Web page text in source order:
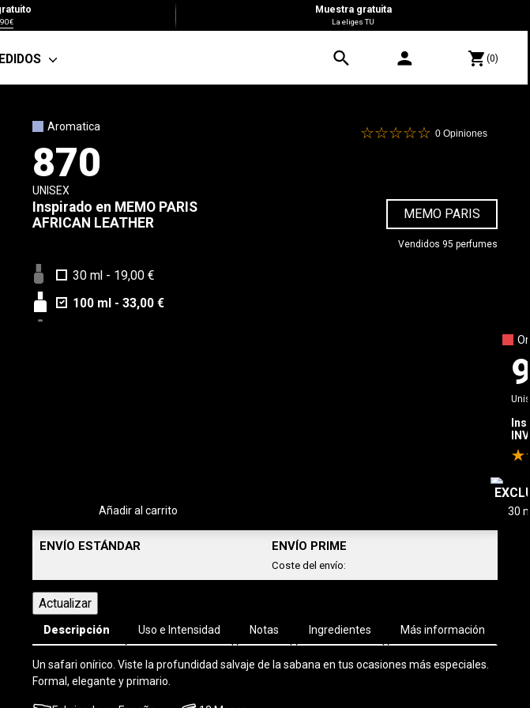
Muestra gratuita
La eliges TU
search person shopping_cart(0)
Aromatica
0 Opiniones
870
UNISEX
Inspirado en MEMO PARIS
AFRICAN LEATHER
MEMO PARIS
Vendidos 95 perfumes
30 ml - 19,00 €
100 ml - 33,00 €
ENVÍO ESTÁNDAR ENVÍO PRIME
Coste del envío:
Descripción Uso e Intensidad Notas Ingredientes Más información
Un safari onírico. Viste la profundidad salvaje de la sabana en tus ocasiones más especiales.
Formal, elegante y primario.
Añadir al carrito